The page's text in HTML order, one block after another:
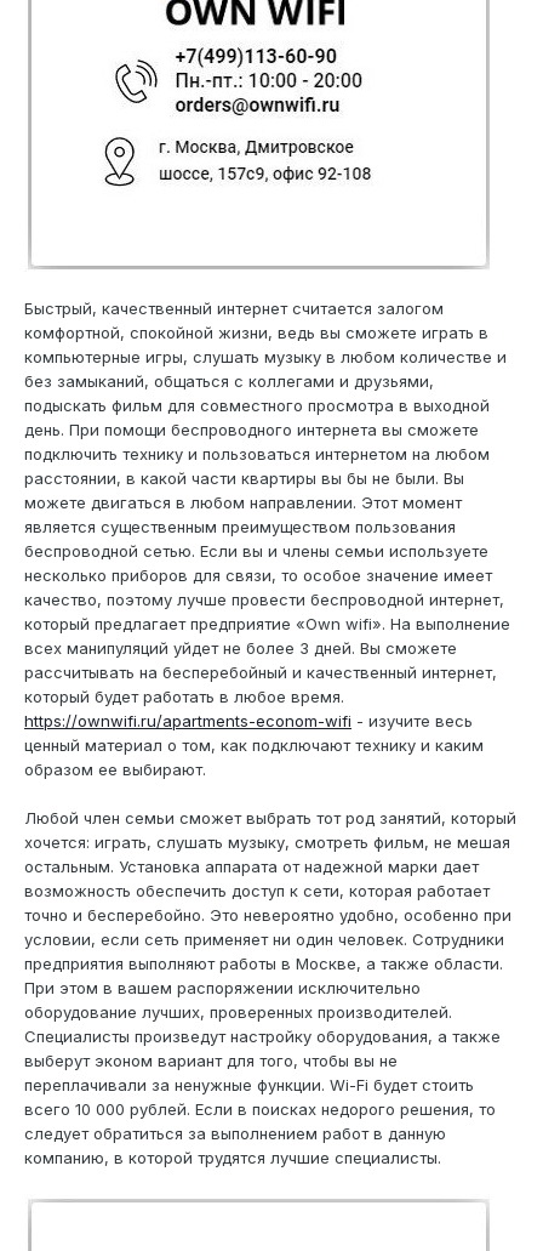
Быстрый, качественный интернет считается залогом
комфортной, спокойной жизни, ведь вы сможете играть в
компьютерные игры, слушать музыку в любом количестве и
без замыканий, общаться с коллегами и друзьями,
подыскать фильм для совместного просмотра в выходной
день. При помощи беспроводного интернета вы сможете
подключить технику и пользоваться интернетом на любом
расстоянии, в какой части квартиры вы бы не были. Вы
можете двигаться в любом направлении. Этот момент
является существенным преимуществом пользования
беспроводной сетью. Если вы и члены семьи используете
несколько приборов для связи, то особое значение имеет
качество, поэтому лучше провести беспроводной интернет,
который предлагает предприятие «Own wifi». На выполнение
всех манипуляций уйдет не более 3 дней. Вы сможете
рассчитывать на бесперебойный и качественный интернет,
который будет работать в любое время.
https://ownwifi.ru/apartments-econom-wifi - изучите весь
ценный материал о том, как подключают технику и каким
образом ее выбирают.
Любой член семьи сможет выбрать тот род занятий, который
хочется: играть, слушать музыку, смотреть фильм, не мешая
остальным. Установка аппарата от надежной марки дает
возможность обеспечить доступ к сети, которая работает
точно и бесперебойно. Это невероятно удобно, особенно при
условии, если сеть применяет ни один человек. Сотрудники
предприятия выполняют работы в Москве, а также области.
При этом в вашем распоряжении исключительно
оборудование лучших, проверенных производителей.
Специалисты произведут настройку оборудования, а также
выберут эконом вариант для того, чтобы вы не
переплачивали за ненужные функции. Wi-Fi будет стоить
всего 10 000 рублей. Если в поисках недорого решения, то
следует обратиться за выполнением работ в данную
компанию, в которой трудятся лучшие специалисты.